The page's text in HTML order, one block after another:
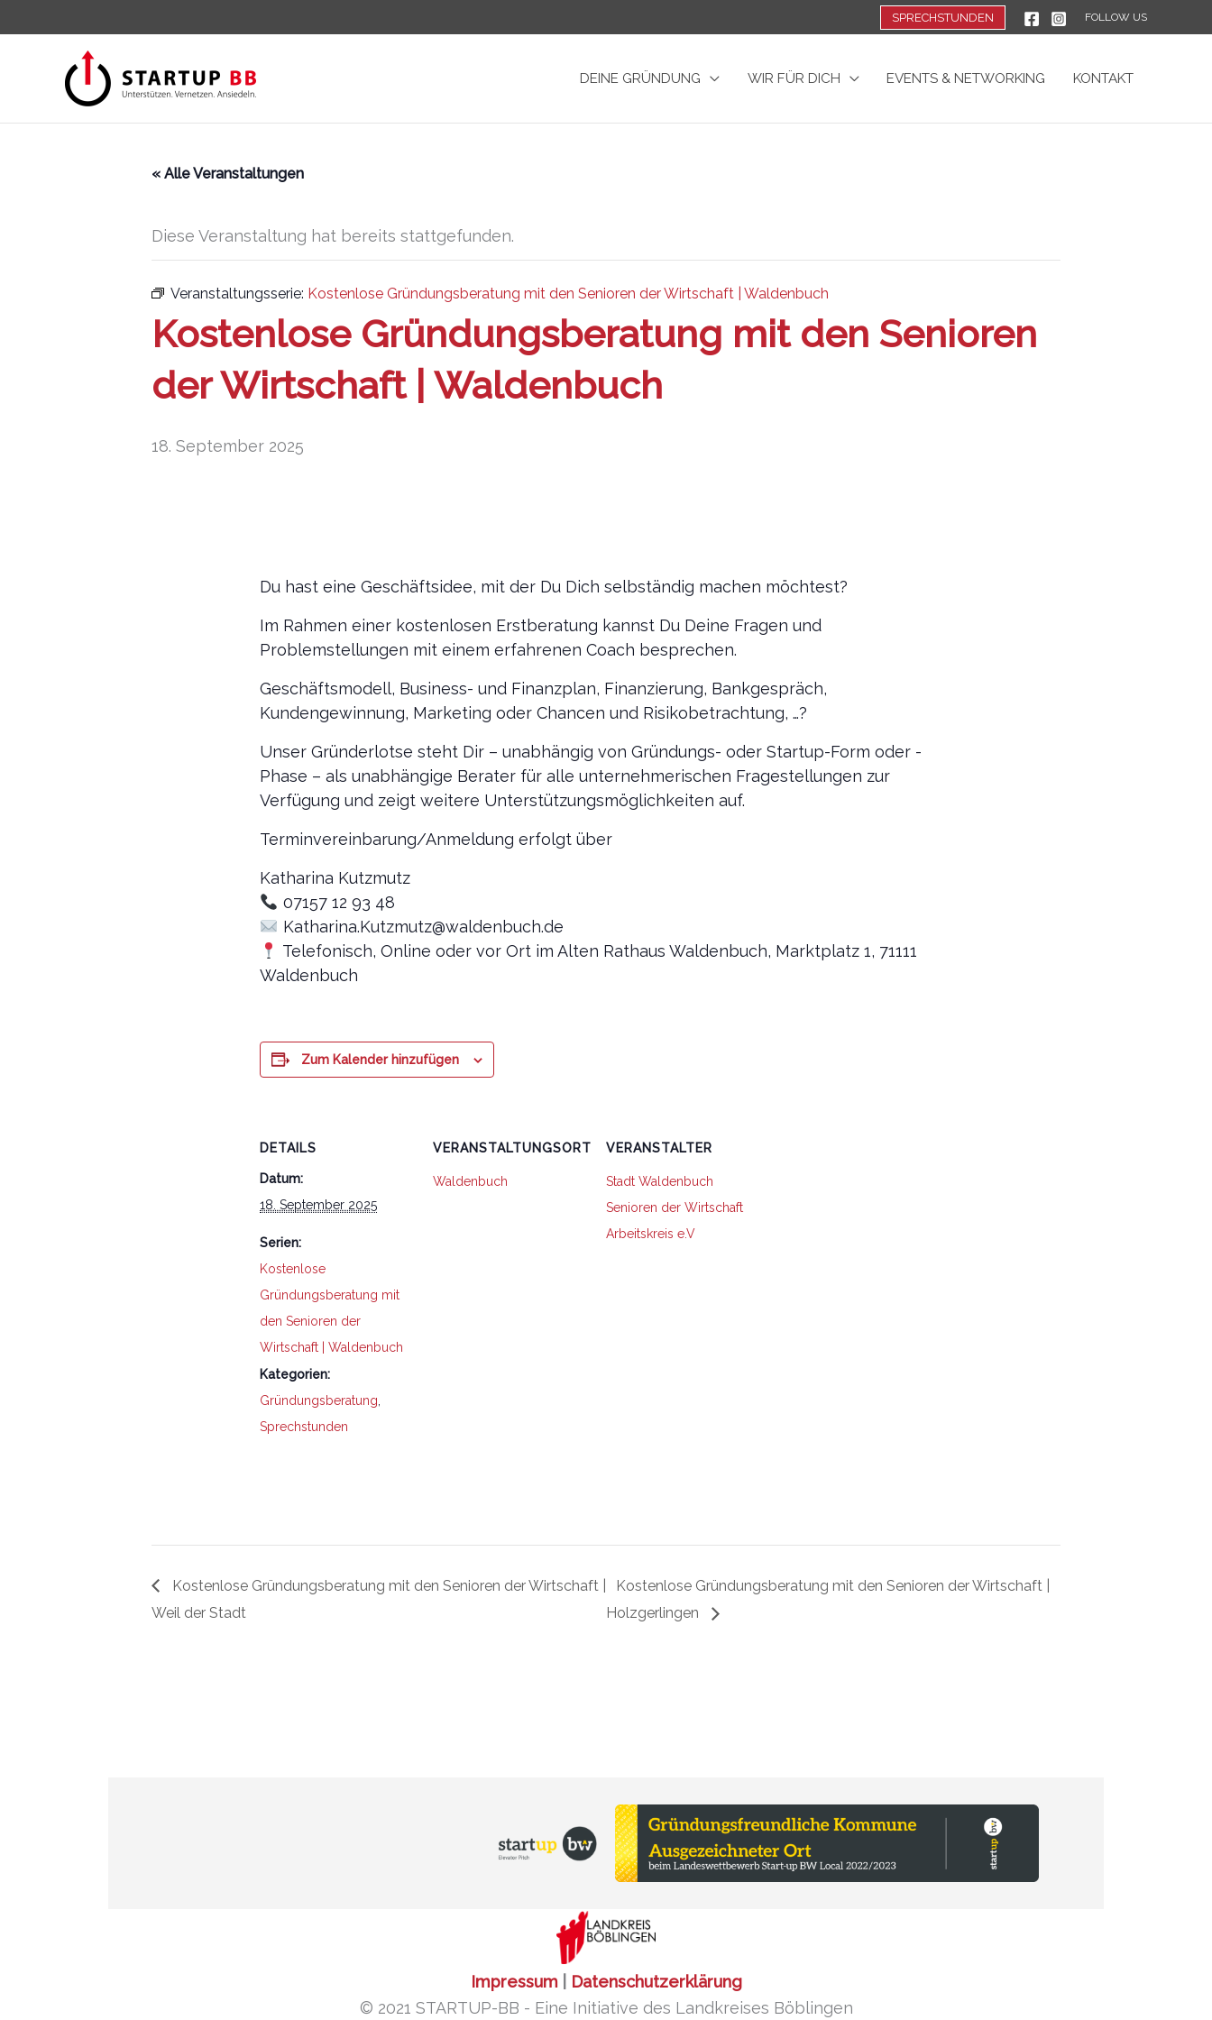
Inhalt
SPRECHSTUNDEN FOLLOW US
DEINE GRÜNDUNG WIR FÜR DICH EVENTS & NETWORKING KONTAKT
« Alle Veranstaltungen
Diese Veranstaltung hat bereits stattgefunden.
Veranstaltungsserie: Kostenlose Gründungsberatung mit den Senioren der Wirtschaft | Waldenbuch
Kostenlose Gründungsberatung mit den Senioren
der Wirtschaft | Waldenbuch
18. September 2025
Du hast eine Geschäftsidee, mit der Du Dich selbständig machen möchtest?
Im Rahmen einer kostenlosen Erstberatung kannst Du Deine Fragen und
Problemstellungen mit einem erfahrenen Coach besprechen.
Geschäftsmodell, Business- und Finanzplan, Finanzierung, Bankgespräch,
Kundengewinnung, Marketing oder Chancen und Risikobetrachtung, …?
Unser Gründerlotse steht Dir – unabhängig von Gründungs- oder Startup-Form oder -
Phase – als unabhängige Berater für alle unternehmerischen Fragestellungen zur
Verfügung und zeigt weitere Unterstützungsmöglichkeiten auf.
Terminvereinbarung/Anmeldung erfolgt über
Katharina Kutzmutz
07157 12 93 48
Katharina.Kutzmutz@waldenbuch.de
Telefonisch, Online oder vor Ort im Alten Rathaus Waldenbuch, Marktplatz 1, 71111
Waldenbuch
Zum Kalender hinzufügen
DETAILS
Datum:
18. September 2025
Serien:
Kostenlose
Gründungsberatung mit
den Senioren der
Wirtschaft | Waldenbuch
Kategorien:
Gründungsberatung
Sprechstunden
VERANSTALTUNGSORT
Waldenbuch
VERANSTALTER
Stadt Waldenbuch
Senioren der Wirtschaft
Arbeitskreis e.V
Kostenlose Gründungsberatung mit den Senioren der Wirtschaft |
Weil der Stadt
Kostenlose Gründungsberatung mit den Senioren der Wirtschaft |
Holzgerlingen
Impressum|
Datenschutzerklärung
© 2021 STARTUP-BB - Eine Initiative des Landkreises Böblingen